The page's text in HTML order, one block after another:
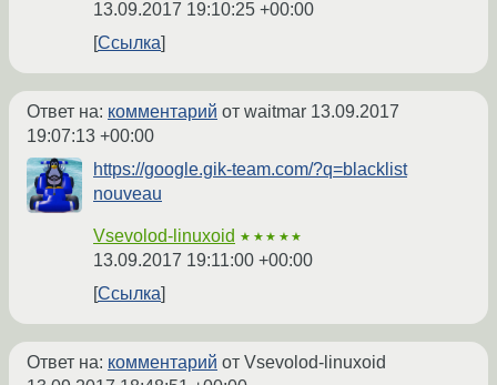
13.09.2017 19:10:25 +00:00
Ссылка
Ответ на: комментарий от waitmar 13.09.2017
19:07:13 +00:00
https://google.gik-team.com/?q=blacklist
nouveau
Vsevolod-linuxoid ★★★★★
13.09.2017 19:11:00 +00:00
Ссылка
Ответ на: комментарий от Vsevolod-linuxoid